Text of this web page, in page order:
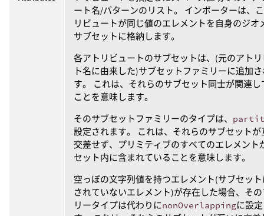
ート名/パターンのリスト。 インポーターは、
リビュートが同じ値のエレメントを自身のジオ
サブセットに格納します。
各アトリビュートのサブセットは、(元のアト
ト名に由来した)サブセットファミリーに追加
す。 これは、それらのサブセット同士が関連し
ことを意味します。
そのサブセットファミリーのタイプは、
設定されます。 これは、それらのサブセットが
交差せず、プリミティブのすべてのエレメント
セット内に含まれていることを意味します。
空っぽの文字列値を持つエレメント(サブセッ
されていないエレメント)が存在した場合、そ
リータイプは代わりにnonOverlappingに設